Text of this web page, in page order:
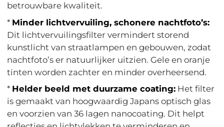
betrouwbare kwaliteit.
* Minder lichtvervuiling, schonere nachtfoto’s:
Dit lichtvervuilingsfilter vermindert storend
kunstlicht van straatlampen en gebouwen, zodat
nachtfoto’s er natuurlijker uitzien. Gele en oranje
tinten worden zachter en minder overheersend.
* Helder beeld met duurzame coating: Het filter
is gemaakt van hoogwaardig Japans optisch glas
en voorzien van 36 lagen nanocoating. Dit helpt